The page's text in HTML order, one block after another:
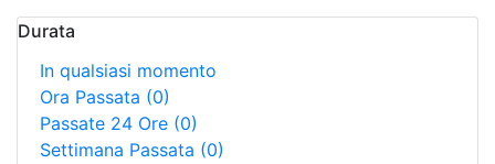
Durata
In qualsiasi momento
Ora Passata (0)
Passate 24 Ore (0)
Settimana Passata (0)